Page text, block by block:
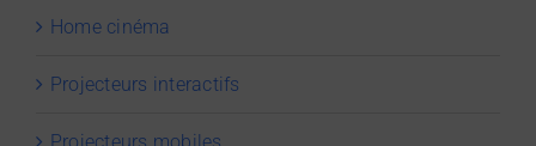
Home cinéma
Projecteurs interactifs